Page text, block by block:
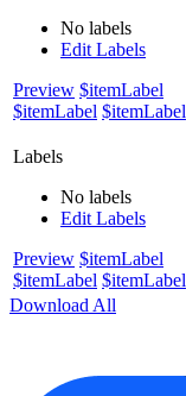
No labels
Edit Labels
Preview $itemLabel
$itemLabel $itemLabel
Labels
No labels
Edit Labels
Preview $itemLabel
$itemLabel $itemLabel
Download All